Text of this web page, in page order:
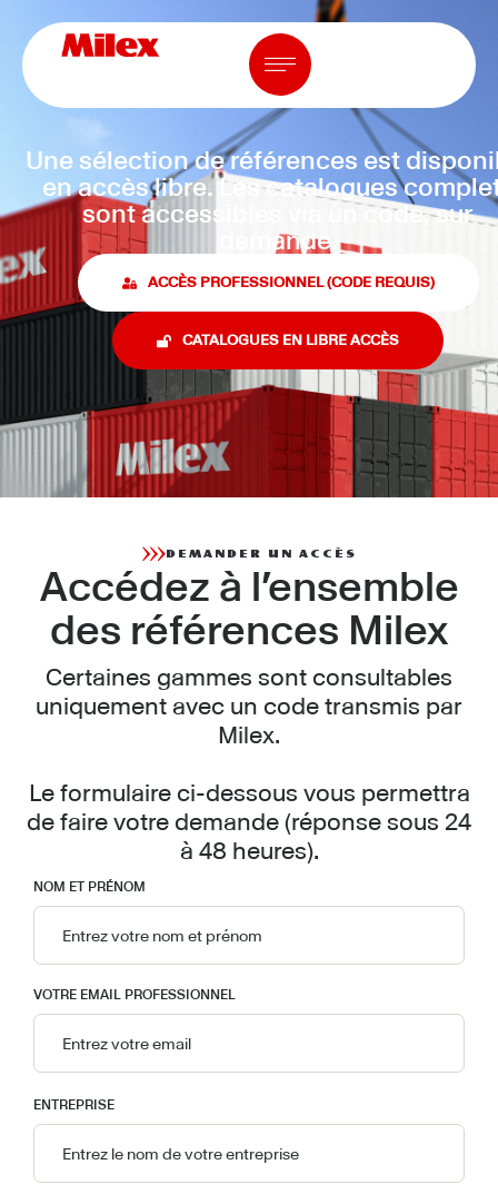
Une sélection de références est
en accès libre. Les catalogues
sont accessibles via un code, sur
demande.
ACCÈS PROFESSIONNEL (CODE REQUIS)
CATALOGUES EN LIBRE ACCÈS
DEMANDER UN ACCÈS
Accédez à l’ensemble
des références Milex
Certaines gammes sont consultables
uniquement avec un code transmis par
Milex.
Le formulaire ci-dessous vous permettra
de faire votre demande (réponse sous 24
à 48 heures).
NOM ET PRÉNOM
VOTRE EMAIL PROFESSIONNEL
ENTREPRISE